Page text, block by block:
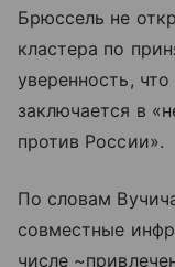
Брюссель не
кластера по
уверенность,
заключается в
против России».
По словам
совместные
числе